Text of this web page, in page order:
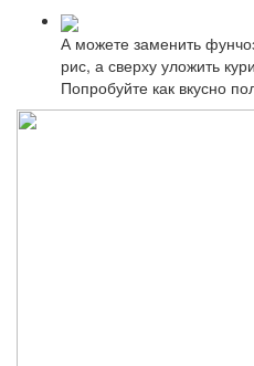
А можете заменить
рис, а сверху уложить
Попробуйте как вкусно